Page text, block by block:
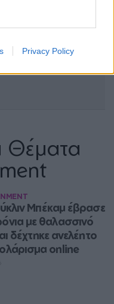
Privacy Policy
Θέματα
Μπέκαμ έβρασε
με θαλασσινό
δέχτηκε ανελέητο
online